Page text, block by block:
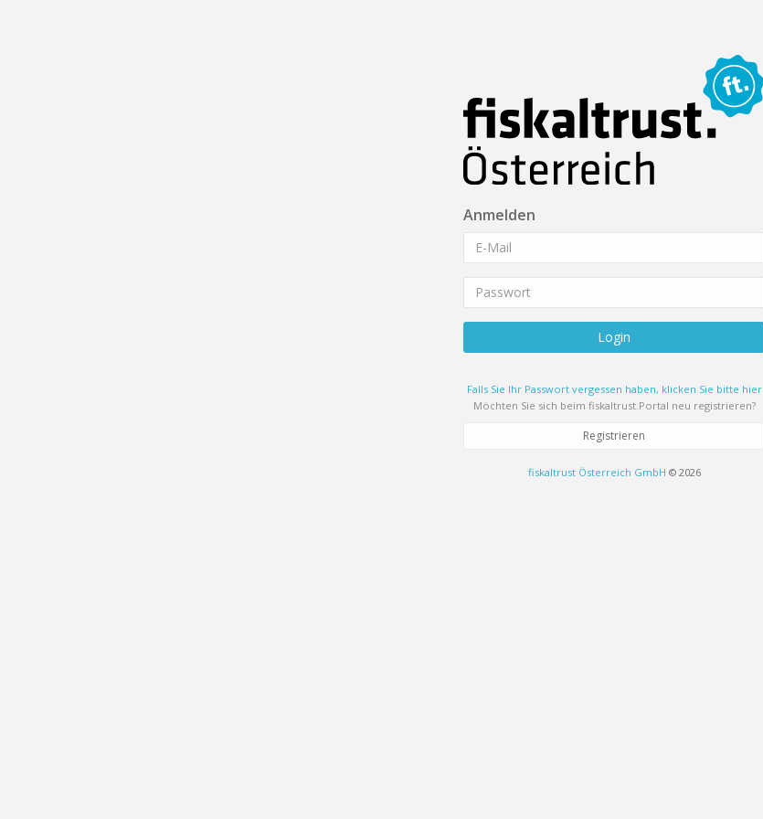
Anmelden
Login
Falls Sie Ihr Passwort vergessen haben, klicken Sie bitte hier
Möchten Sie sich beim fiskaltrust.Portal neu registrieren?
Registrieren
fiskaltrust Österreich GmbH © 2026